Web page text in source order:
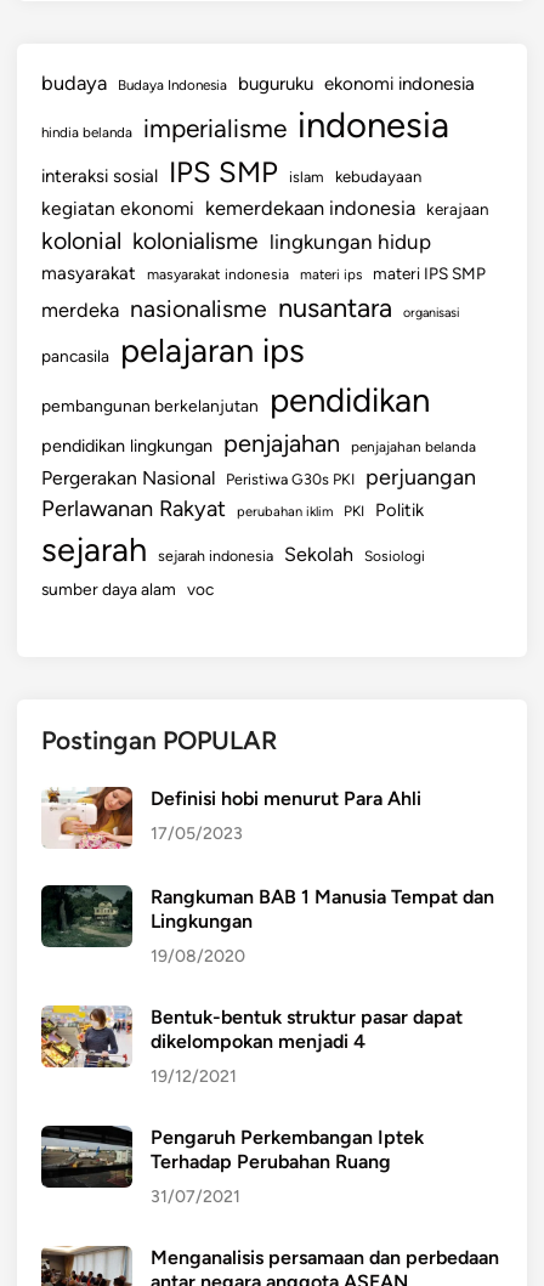
budaya Budaya Indonesia buguruku ekonomi indonesia
hindia belanda imperialisme indonesia
interaksi sosial IPS SMP islam kebudayaan
kegiatan ekonomi kemerdekaan indonesia kerajaan
kolonial kolonialisme lingkungan hidup
masyarakat masyarakat indonesia materi ips materi IPS SMP
merdeka nasionalisme nusantara organisasi
pancasila pelajaran ips
pembangunan berkelanjutan pendidikan
pendidikan lingkungan penjajahan penjajahan belanda
Pergerakan Nasional Peristiwa G30s PKI perjuangan
Perlawanan Rakyat perubahan iklim PKI Politik
sejarah sejarah indonesia Sekolah Sosiologi
sumber daya alam voc
Postingan POPULAR
Definisi hobi menurut Para Ahli
17/05/2023
Rangkuman BAB 1 Manusia Tempat dan
Lingkungan
19/08/2020
Bentuk-bentuk struktur pasar dapat
dikelompokan menjadi 4
19/12/2021
Pengaruh Perkembangan Iptek
Terhadap Perubahan Ruang
31/07/2021
Menganalisis persamaan dan perbedaan